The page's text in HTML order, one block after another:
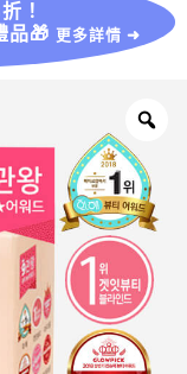
！
品🎁 更多詳情 ➜